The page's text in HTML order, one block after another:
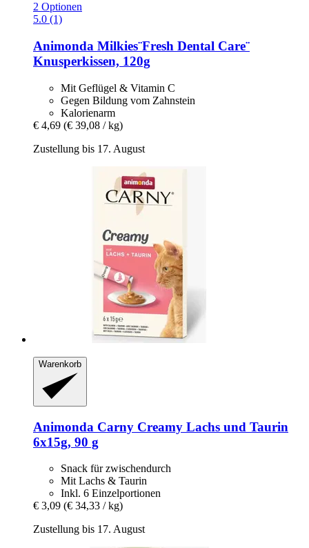
2 Optionen
5.0 (1)
Animonda Milkies¨Fresh Dental Care¨
Knusperkissen, 120g
Mit Geflügel & Vitamin C
Gegen Bildung vom Zahnstein
Kalorienarm
€ 4,69 (€ 39,08 / kg)
Zustellung bis 17. August
Warenkorb
Animonda Carny Creamy Lachs und Taurin
6x15g, 90 g
Snack für zwischendurch
Mit Lachs & Taurin
Inkl. 6 Einzelportionen
€ 3,09 (€ 34,33 / kg)
Zustellung bis 17. August